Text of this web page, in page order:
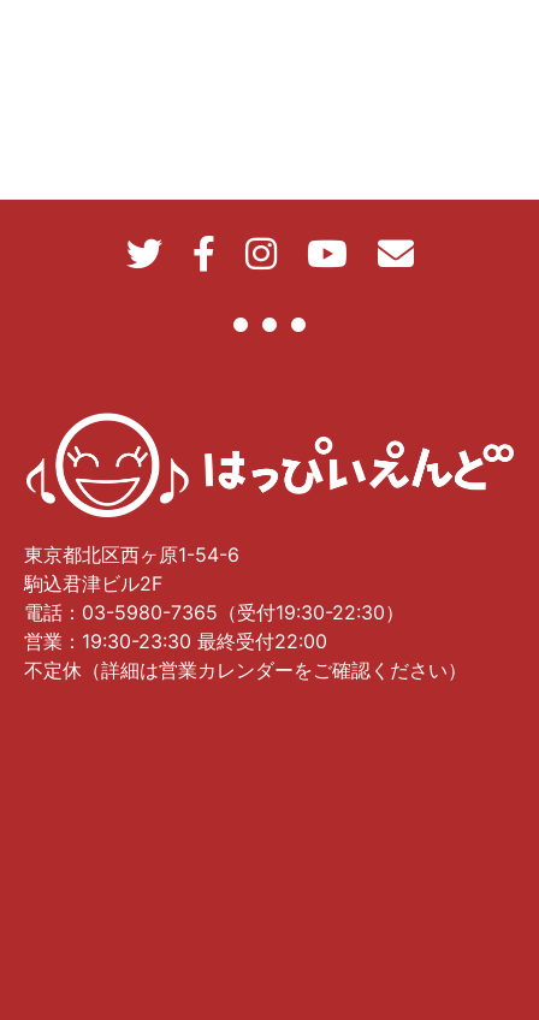
東京都北区西ヶ原1-54-6
駒込君津ビル2F
電話：03-5980-7365（受付19:30-22:30）
営業：19:30-23:30 最終受付22:00
不定休（詳細は営業カレンダーをご確認ください）